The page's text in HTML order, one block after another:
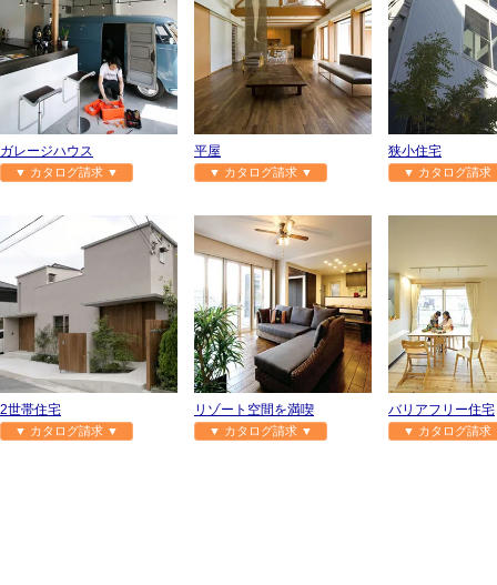
ガレージハウス
▼ カタログ請求 ▼
平屋
▼ カタログ請求 ▼
狭小住宅
▼ カタログ請
2世帯住宅
▼ カタログ請求 ▼
リゾート空間を満喫
▼ カタログ請求 ▼
バリアフリー住宅
▼ カタログ請